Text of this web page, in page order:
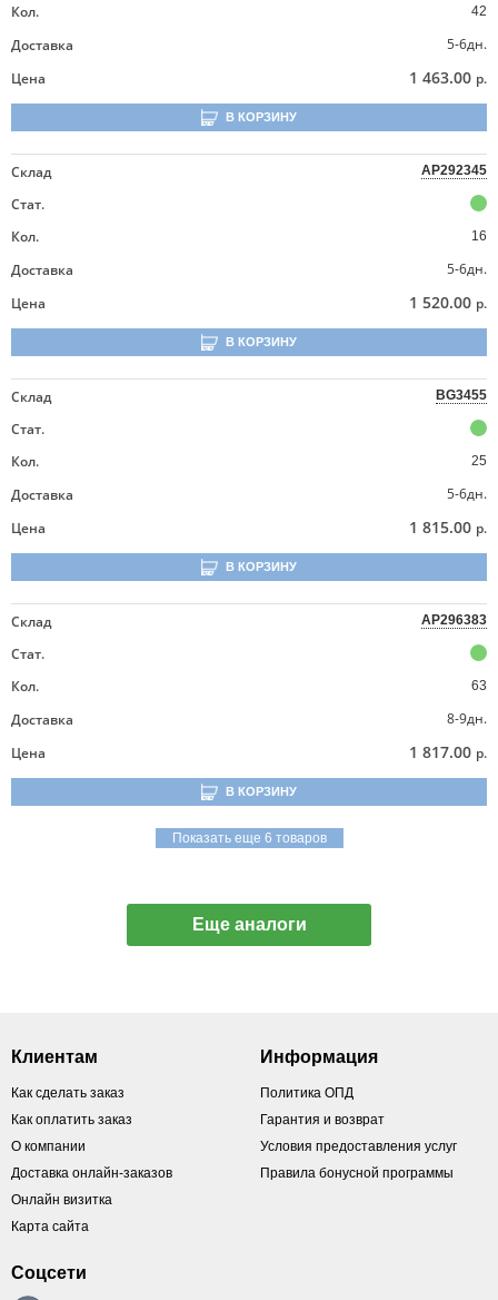
Кол.
42
Доставка
5-6дн.
Цена
1 463.00 р.
В КОРЗИНУ
Склад AP292345
Стат.
Кол.
16
Доставка
5-6дн.
Цена
1 520.00 р.
В КОРЗИНУ
Склад BG3455
Стат.
Кол.
25
Доставка
5-6дн.
Цена
1 815.00 р.
В КОРЗИНУ
Склад AP296383
Стат.
Кол.
63
Доставка
8-9дн.
Цена
1 817.00 р.
В КОРЗИНУ
Показать еще 6 товаров
Еще аналоги
Клиентам
Как сделать заказ
Как оплатить заказ
О компании
Доставка онлайн-заказов
Онлайн визитка
Карта сайта
Информация
Политика ОПД
Гарантия и возврат
Условия предоставления услуг
Правила бонусной программы
Соцсети